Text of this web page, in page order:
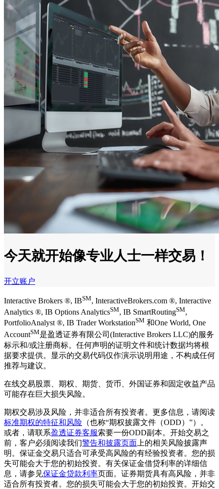
今天就开始像专业人士一样交易！
开立账户
Interactive Brokers ®, IBSM, InteractiveBrokers.com ®, Interactive
Analytics ®, IB Options AnalyticsSM, IB SmartRoutingSM,
PortfolioAnalyst ®, IB Trader WorkstationSM 和One World, One
AccountSM是盈透证券有限公司(Interactive Brokers LLC)的服务
标示和/或注册商标。任何声明的证明文件和统计数据均将根
据要求提供。显示的交易代码仅作演示说明用途，不构成任何
推荐与建议。
在线交易股票、期权、期货、货币、外国证券和固定收益产品
可能存在巨大损失风险。
期权交易涉及风险，并非适合所有投资者。更多信息，请阅读
标准期权的特征和风险 （也称“期权披露文件（ODD）”）。
或者，请联系盈透证券客服索要一份ODD副本。开始交易之
前，客户必须阅读我们警告和披露页面 上的相关风险披露声
明。保证金交易只适合可承受高风险的有经验投资者。您的损
失可能会大于您的初始投资。有关保证金借贷利率的详细信
息，请参见保证金贷款利率页面。证券期货具有高风险，并非
适合所有投资者。您的损失可能会大于您的初始投资。开始交